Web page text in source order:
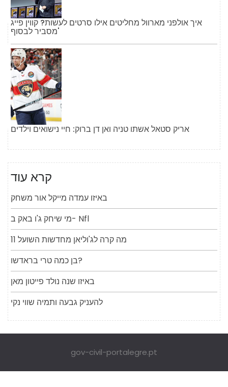
איך אולפני מארוול מחליטים אילו סרטים לעשות? קווין פייג
'מסביר לבסוף
אריק סטאל אשתו טניה ואן דן ברוק: חיי נישואים וילדים
קרא עוד
באיזו עמדה מייקל אור משחק
מי שיחק ג'ו באק ב- Nfl
מה קרה לג'וליאן מחדשות השועל 11
בן כמה טרי בראדשו?
באיזו שנה נולד פייטון מאן
להעניק גבעה ותמיה שווי נקי
gov-civil-portalegre.pt